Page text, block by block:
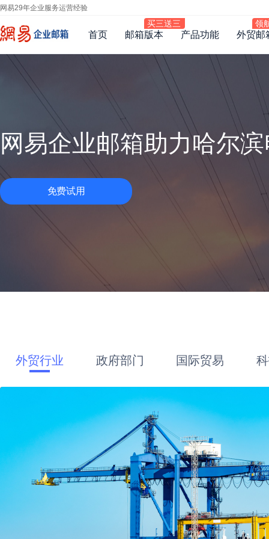
网易29年企业服务运营经验
首页 邮箱版本 产品功能 外贸邮
网易企业邮箱助力金智
免费试用
外贸行业 政府部门 国际贸易